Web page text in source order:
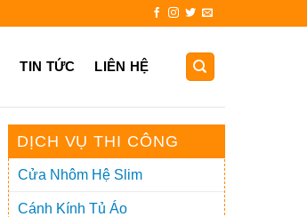
TIN TỨC LIÊN HỆ
DỊCH VỤ THI CÔNG
Cửa Nhôm Hệ Slim
Cánh Kính Tủ Áo